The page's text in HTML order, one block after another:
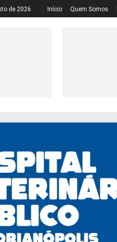
de 2026 Início Quem Somos